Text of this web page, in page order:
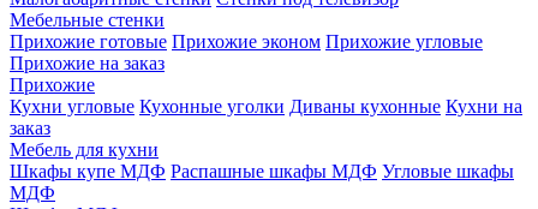
Мебельные стенки
Прихожие готовые Прихожие эконом Прихожие угловые
Прихожие на заказ
Прихожие
Кухни угловые Кухонные уголки Диваны кухонные Кухни на
заказ
Мебель для кухни
Шкафы купе МДФ Распашные шкафы МДФ Угловые шкафы
МДФ